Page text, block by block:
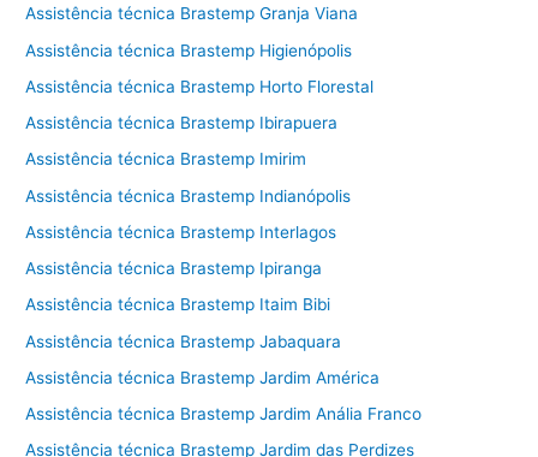
Assistência técnica Brastemp Granja Viana
Assistência técnica Brastemp Higienópolis
Assistência técnica Brastemp Horto Florestal
Assistência técnica Brastemp Ibirapuera
Assistência técnica Brastemp Imirim
Assistência técnica Brastemp Indianópolis
Assistência técnica Brastemp Interlagos
Assistência técnica Brastemp Ipiranga
Assistência técnica Brastemp Itaim Bibi
Assistência técnica Brastemp Jabaquara
Assistência técnica Brastemp Jardim América
Assistência técnica Brastemp Jardim Anália Franco
Assistência técnica Brastemp Jardim das Perdizes